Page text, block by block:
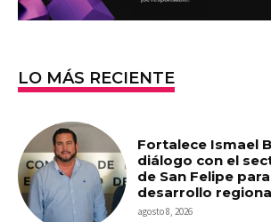
LO MÁS RECIENTE
Fortalece Ismael
diálogo con el
de San Felipe
desarrollo
agosto 8, 2026